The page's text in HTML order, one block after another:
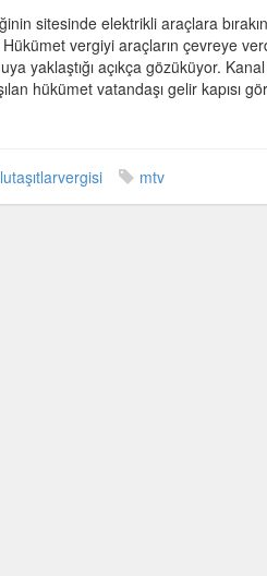
mtv
için
sitesinde elektrikli araçlara
vergiyi araçların çevreye
yaklaştığı açıkça gözüküyor.
hükümet vatandaşı gelir
mtv